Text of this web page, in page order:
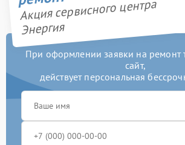
Акция сервисного центра
Энергия
При оформлении заявки на ремонт
сайт,
действует персональная